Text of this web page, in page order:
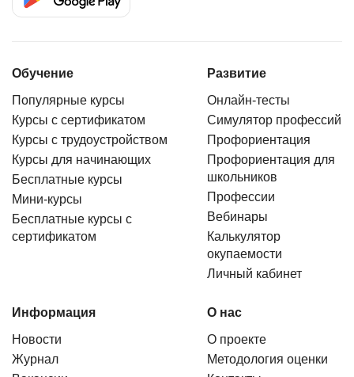
Обучение
Популярные курсы
Курсы с сертификатом
Курсы с трудоустройством
Курсы для начинающих
Бесплатные курсы
Мини-курсы
Бесплатные курсы с
сертификатом
Развитие
Онлайн-тесты
Симулятор профессий
Профориентация
Профориентация для
школьников
Профессии
Вебинары
Калькулятор
окупаемости
Личный кабинет
Информация
Новости
Журнал
О нас
О проекте
Методология оценки